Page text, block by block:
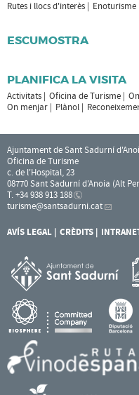
Rutes i llocs d'interès Enoturisme
ESCUMOSTRA
PLANIFICA LA VISITA
Activitats Oficina de Turisme
On menjar
Plànol
Ajuntament de Sant Sadurní
Oficina de Turisme
c. de l'Hospital, 23
08770 Sant Sadurní d'Anoia (Alt
T. +34 938 913 188
turisme@santsadurni.cat
AVÍS LEGAL CRÈDITS